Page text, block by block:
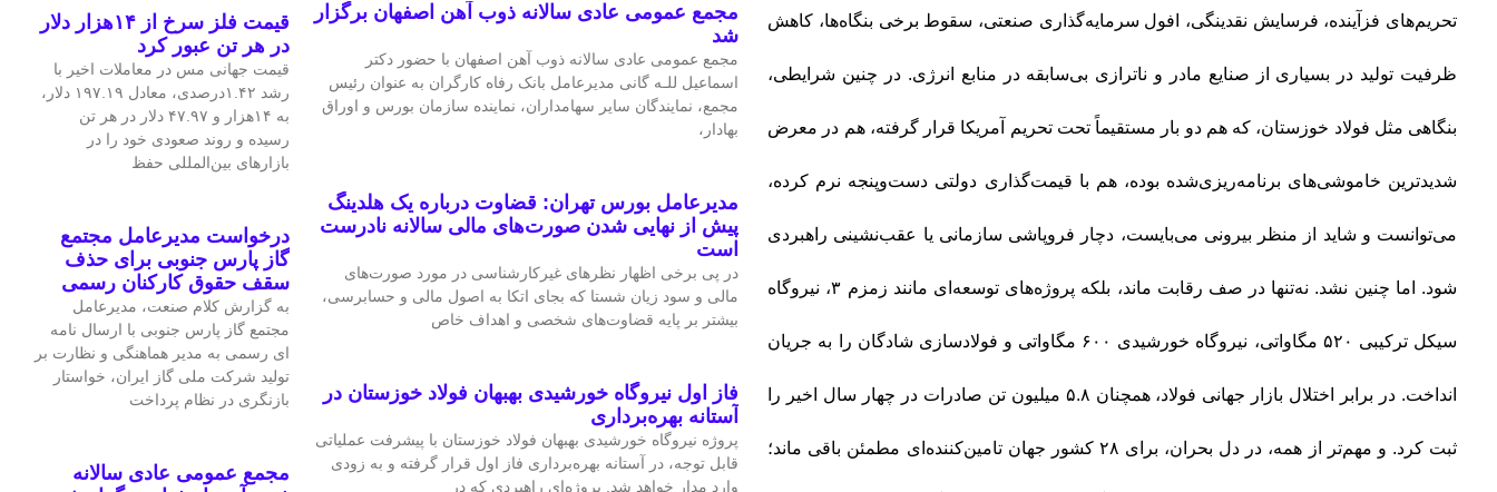
تحریم‌های فزآینده، فرسایش نقدینگی، افول سرمایه‌گذاری صنعتی، سقوط برخی بنگاه‌ها، کاهش
ظرفیت تولید در بسیاری از صنایع مادر و ناترازی بی‌سابقه در منابع انرژی. در چنین شرایطی،
بنگاهی مثل فولاد خوزستان، که هم دو بار مستقیماً تحت تحریم آمریکا قرار گرفته، هم در معرض
شدیدترین خاموشی‌های برنامه‌ریزی‌شده بوده، هم با قیمت‌گذاری دولتی دست‌وپنجه نرم کرده،
می‌توانست و شاید از منظر بیرونی می‌بایست، دچار فروپاشی سازمانی یا عقب‌نشینی راهبردی
شود. اما چنین نشد. نه‌تنها در صف رقابت ماند، بلکه پروژه‌های توسعه‌ای مانند زمزم ۳، نیروگاه
سیکل ترکیبی ۵۲۰ مگاواتی، نیروگاه خورشیدی ۶۰۰ مگاواتی و فولادسازی شادگان را به جریان
انداخت. در برابر اختلال بازار جهانی فولاد، همچنان ۵.۸ میلیون تن صادرات در چهار سال اخیر را
ثبت کرد. و مهم‌تر از همه، در دل بحران، برای ۲۸ کشور جهان تامین‌کننده‌ای مطمئن باقی ماند؛
مجمع عمومی عادی سالانه ذوب آهن اصفهان برگزار
شد
مجمع عمومی عادی سالانه ذوب آهن اصفهان با حضور دکتر
اسماعیل للـه گانی مدیرعامل بانک رفاه کارگران به عنوان رئیس
مجمع، نمایندگان سایر سهامداران، نماینده سازمان بورس و اوراق
بهادار،
مدیرعامل بورس تهران: قضاوت درباره یک هلدینگ
پیش از نهایی شدن صورت‌های مالی سالانه نادرست
است
در پی برخی اظهار نظرهای غیرکارشناسی در مورد صورت‌های
مالی و سود زیان شستا که بجای اتکا به اصول مالی و حسابرسی،
بیشتر بر پایه قضاوت‌‌های شخصی و اهداف خاص
فاز اول نیروگاه خورشیدی بهبهان فولاد خوزستان در
آستانه بهره‌برداری
پروژه نیروگاه خورشیدی بهبهان فولاد خوزستان با پیشرفت عملیاتی
قابل‌ توجه، در آستانه بهره‌برداری فاز اول قرار گرفته و به‌ زودی
وارد مدار خواهد شد. پروژه‌ای راهبردی که در
قیمت فلز سرخ از ۱۴هزار دلار
در هر تن عبور کرد
قیمت جهانی مس در معاملات اخیر با
رشد ۱.۴۲درصدی، معادل ۱۹۷.۱۹ دلار،
به ۱۴هزار و ۴۷.۹۷ دلار در هر تن
رسیده و روند صعودی خود را در
بازارهای بین‌المللی حفظ
درخواست مدیرعامل مجتمع
گاز پارس جنوبی برای حذف
سقف حقوق کارکنان رسمی
به گزارش کلام صنعت، مدیرعامل
مجتمع گاز پارس جنوبی با ارسال نامه
ای رسمی به مدیر هماهنگی و نظارت بر
تولید شرکت ملی گاز ایران، خواستار
بازنگری در نظام پرداخت
مجمع عمومی عادی سالانه